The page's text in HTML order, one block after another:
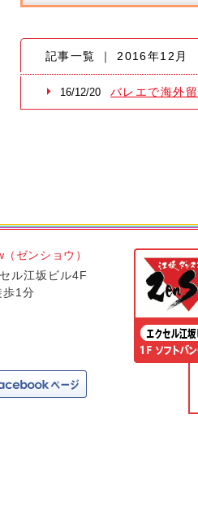
記事一覧 ｜ 2016年12月
16/12/20 バレエで海外
ゼンショウ）
ル江坂ビル4F
1分